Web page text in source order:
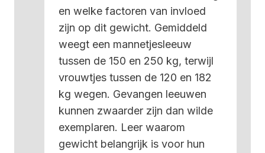
en welke factoren van invloed
zijn op dit gewicht. Gemiddeld
weegt een mannetjesleeuw
tussen de 150 en 250 kg, terwijl
vrouwtjes tussen de 120 en 182
kg wegen. Gevangen leeuwen
kunnen zwaarder zijn dan wilde
exemplaren. Leer waarom
gewicht belangrijk is voor hun